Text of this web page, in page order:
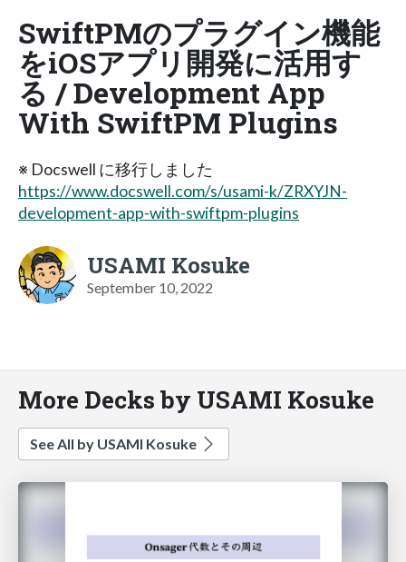
SwiftPMのプラグイン機能
をiOSアプリ開発に活用す
る / Development App
With SwiftPM Plugins
※ Docswell に移行しました
https://www.docswell.com/s/usami-k/ZRXYJN-
development-app-with-swiftpm-plugins
USAMI Kosuke
September 10, 2022
More Decks by USAMI Kosuke
See All by USAMI Kosuke